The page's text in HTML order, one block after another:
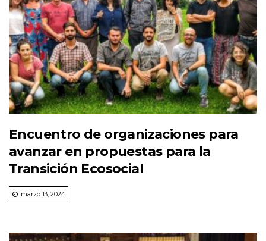
Encuentro de organizaciones para
avanzar en propuestas para la
Transición Ecosocial
marzo 13, 2024